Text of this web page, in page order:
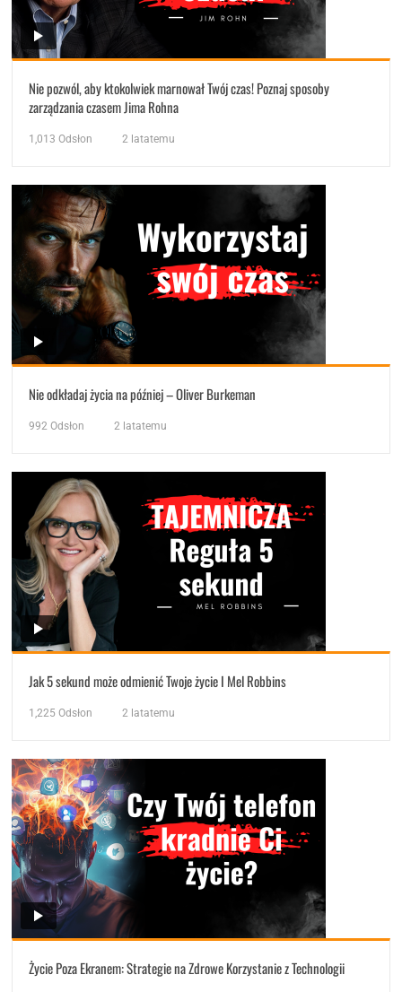
Nie pozwól, aby ktokolwiek marnował Twój czas! Poznaj sposoby
zarządzania czasem Jima Rohna
1,013 Odsłon 2 latatemu
Nie odkładaj życia na później – Oliver Burkeman
992 Odsłon 2 latatemu
Jak 5 sekund może odmienić Twoje życie I Mel Robbins
1,225 Odsłon 2 latatemu
Życie Poza Ekranem: Strategie na Zdrowe Korzystanie z Technologii